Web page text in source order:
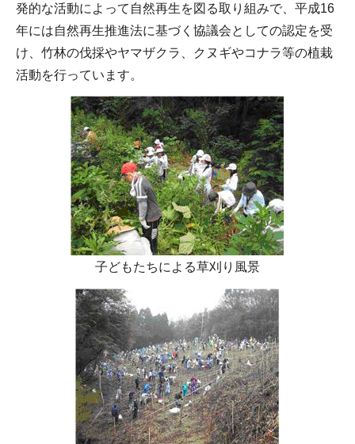
発的な活動によって自然再生を図る取り組みで、平成16
年には自然再生推進法に基づく協議会としての認定を受
け、竹林の伐採やヤマザクラ、クヌギやコナラ等の植栽
活動を行っています。
子どもたちによる草刈り風景